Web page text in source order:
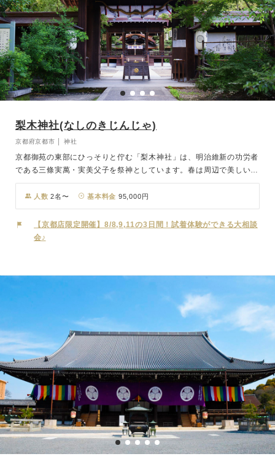
梨木神社(なしのきじんじゃ)
京都府京都市 │ 神社
京都御苑の東部にひっそりと佇む「梨木神社」は、明治維新の功労者
である三條実萬・実美父子を祭神としています。春は周辺で美しい策
ヤマブキが咲き誇り、秋は萩の花で知られ、「萩の宮」とも呼ばれて
います。神社の本殿より少し南側にある御神木は、葉っぱの形がハー
ト型をしているため「愛の木」とも呼ばれ、縁結びのご利益があると
人気です。この木を撫でながら願い事をすると叶うと言われ、多くの
人々が訪れます。緑に囲まれた本殿では、古式ゆかしい神前結婚式が
人数 2名〜 基本料金 95,000円
【京都店限定開催】8/8,9,11の3日間！試着体験ができる大相談
会♪